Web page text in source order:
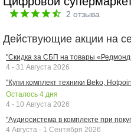
2 отзыва
Действующие акции на
"Скидка за СБП на товары
4 - 31 Августа 2026
"Купи комплект техники Beko,
Осталось 4 дня
4 - 10 Августа 2026
"Аудиосистема в комплекте при
4 Августа - 1 Сентября 2026